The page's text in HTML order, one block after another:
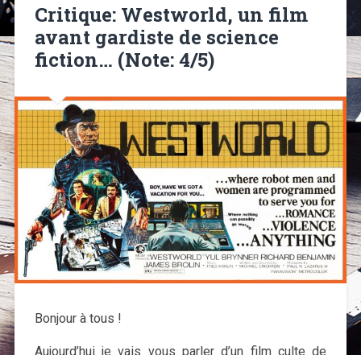
Critique: Westworld, un film
avant gardiste de science
fiction… (Note: 4/5)
Bonjour à tous !
Aujourd’hui je vais vous parler d’un film culte de